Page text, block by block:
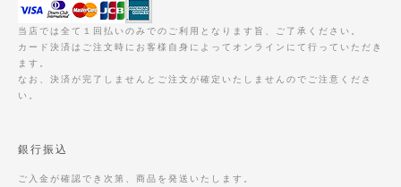
当店では全て１回払いのみでのご利用となります旨、ご了承ください。
カード決済はご注文時にお客様自身によってオンラインにて行っていただき
ます。
なお、決済が完了しませんとご注文が確定いたしませんのでご注意くださ
い。
銀行振込
ご入金が確認でき次第、商品を発送いたします。